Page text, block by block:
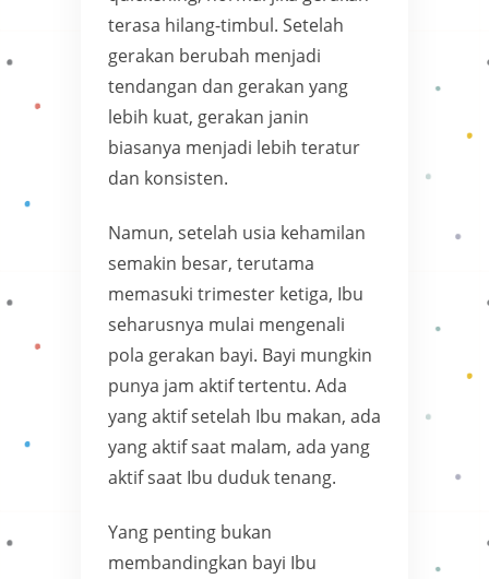
terasa hilang-timbul. Setelah
gerakan berubah menjadi
tendangan dan gerakan yang
lebih kuat, gerakan janin
biasanya menjadi lebih teratur
dan konsisten.
Namun, setelah usia kehamilan
semakin besar, terutama
memasuki trimester ketiga, Ibu
seharusnya mulai mengenali
pola gerakan bayi. Bayi mungkin
punya jam aktif tertentu. Ada
yang aktif setelah Ibu makan, ada
yang aktif saat malam, ada yang
aktif saat Ibu duduk tenang.
Yang penting bukan
membandingkan bayi Ibu